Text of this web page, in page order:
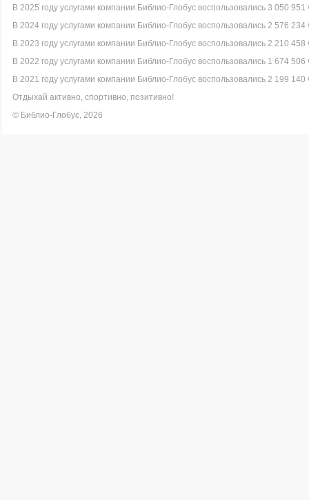
В 2025 году услугами компании Библио-Глобус воспользовались 3 050 951
В 2024 году услугами компании Библио-Глобус воспользовались 2 576 234
В 2023 году услугами компании Библио-Глобус воспользовались 2 210 458
В 2022 году услугами компании Библио-Глобус воспользовались 1 674 506
В 2021 году услугами компании Библио-Глобус воспользовались 2 199 140
Отдыхай активно, спортивно, позитивно!
© Библио-Глобус, 2026